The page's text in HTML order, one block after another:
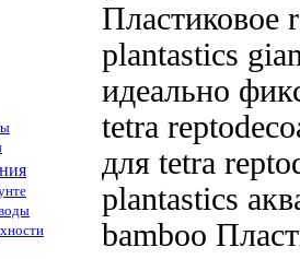
Пластиковое
plantastics
идеально
tetra
для tetra
plantastics
bamboo